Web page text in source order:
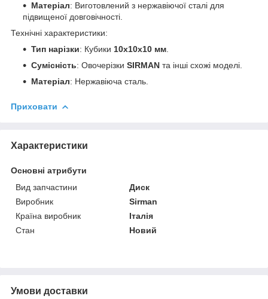
Матеріал: Виготовлений з нержавіючої сталі для
підвищеної довговічності.
Технічні характеристики:
Тип нарізки: Кубики 10x10x10 мм
Сумісність: Овочерізки SIRMAN та інші схожі моделі.
Матеріал: Нержавіюча сталь.
Приховати
Характеристики
Основні атрибути
Вид запчастини
Диск
Виробник
Sirman
Країна виробник
Італія
Стан
Новий
Умови доставки